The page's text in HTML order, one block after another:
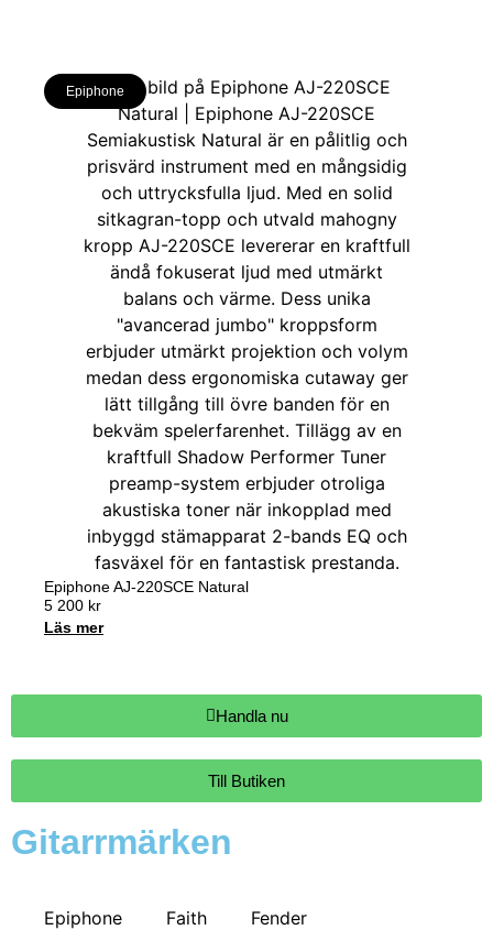
Epiphone
Epiphone AJ-220SCE Natural
5 200 kr
Läs mer
Handla nu
Till Butiken
Gitarrmärken
Epiphone Faith Fender